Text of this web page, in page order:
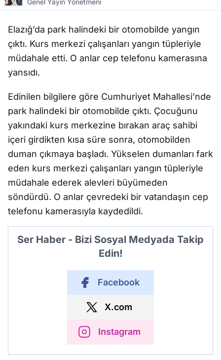
Genel Yayın Yönetmeni
Elazığ’da park halindeki bir otomobilde yangın
çıktı. Kurs merkezi çalışanları yangın tüpleriyle
müdahale etti. O anlar cep telefonu kamerasına
yansıdı.
Edinilen bilgilere göre Cumhuriyet Mahallesi’nde
park halindeki bir otomobilde çıktı. Çocuğunu
yakındaki kurs merkezine bırakan araç sahibi
içeri girdikten kısa süre sonra, otomobilden
duman çıkmaya başladı. Yükselen dumanları fark
eden kurs merkezi çalışanları yangın tüpleriyle
müdahale ederek alevleri büyümeden
söndürdü. O anlar çevredeki bir vatandaşın cep
telefonu kamerasıyla kaydedildi.
Ser Haber - Bizi Sosyal Medyada Takip
Edin!
Facebook
X.com
Instagram